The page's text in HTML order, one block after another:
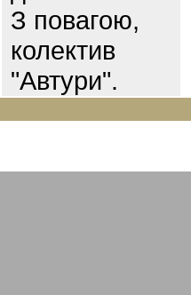
З повагою,
колектив
"Автури".